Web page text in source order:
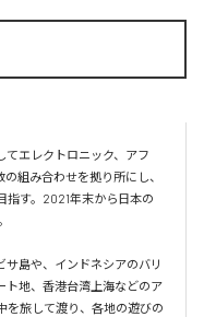
てエレクトロニック、アフ
組み合わせを拠り所にし、
指す。2021年末から日本の
島や、インドネシアのバリ
ト地、香港台湾上海などのア
を旅して渡り、各地の遊びの